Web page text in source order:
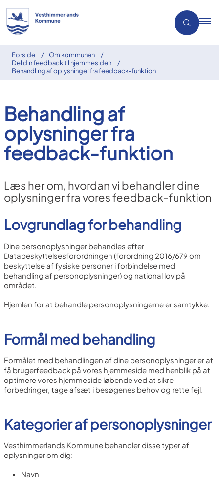
Forside
Om kommunen
Del din feedback til hjemmesiden
Behandling af oplysninger fra feedback-funktion
Behandling af
oplysninger fra
feedback-funktion
Læs her om, hvordan vi behandler dine
oplysninger fra vores feedback-funktion
Lovgrundlag for behandling
Dine personoplysninger behandles efter
Databeskyttelsesforordningen (forordning 2016/679 om
beskyttelse af fysiske personer i forbindelse med
behandling af personoplysninger) og national lov på
området.
Hjemlen for at behandle personoplysningerne er samtykke.
Formål med behandling
Formålet med behandlingen af dine personoplysninger er at
få brugerfeedback på vores hjemmeside med henblik på at
optimere vores hjemmeside løbende ved at sikre
forbedringer, tage afsæt i besøgenes behov og rette fejl.
Kategorier af personoplysninger
Vesthimmerlands Kommune behandler disse typer af
oplysninger om dig:
Navn